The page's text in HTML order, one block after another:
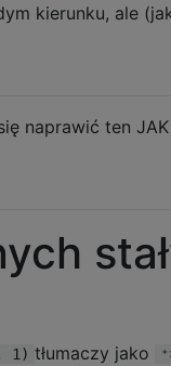
kierunku, ale
naprawić ten
1) tłumaczy jako